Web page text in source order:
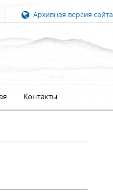
Архивная версия сайта
Контакты